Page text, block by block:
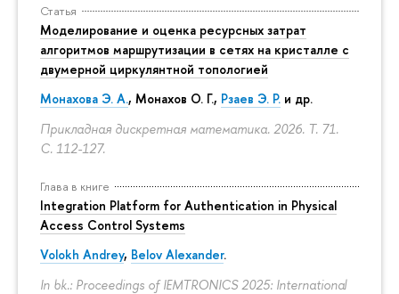
Статья
Моделирование и оценка ресурсных затрат
алгоритмов маршрутизации в сетях на кристалле с
двумерной циркулянтной топологией
Монахова Э. А., Монахов О. Г., Рзаев Э. Р. и др.
Прикладная дискретная математика. 2026. Т. 71.
С. 112-127.
Глава в книге
Integration Platform for Authentication in Physical
Access Control Systems
Volokh Andrey, Belov Alexander.
In bk.: Proceedings of IEMTRONICS 2025: International